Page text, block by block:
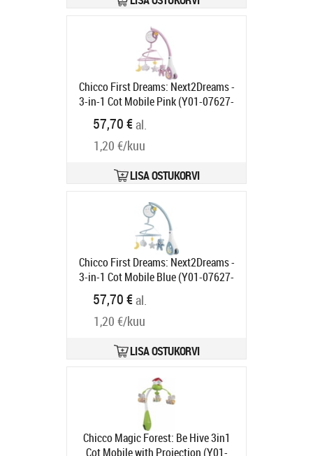
Chicco First Dreams: Next2Dreams -
3-in-1 Cot Mobile Pink (Y01-07627-
10) Tootekood:
Tarneaeg 6-9 tp
57,70 €al.
1,20 €/kuu
LISA OSTUKORVI
Chicco First Dreams: Next2Dreams -
3-in-1 Cot Mobile Blue (Y01-07627-
20) Tootekood:
Tarneaeg 6-9 tp
57,70 €al.
1,20 €/kuu
LISA OSTUKORVI
Chicco Magic Forest: Be Hive 3in1
Cot Mobile with Projection (Y01-